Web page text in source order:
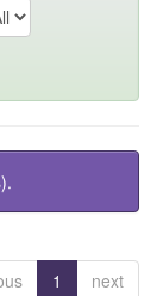
1 next